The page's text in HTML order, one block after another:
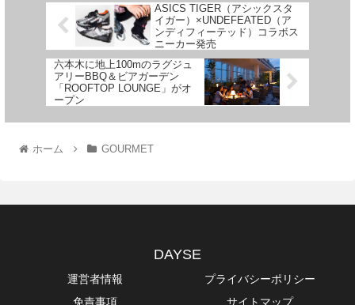
ASICS TIGER（アシックスタ
イガー）×UNDEFEATED（ア
ンディフィーテッド）コラボス
ニーカー発売
六本木に地上100mのラグジュ
アリーBBQ＆ビアガーデン
「ROOFTOP LOUNGE」がオ
ープン
ホーム GOURMET
DAYSE
運営者情報
プライバシーポリシー
免責事項
サイトマップ